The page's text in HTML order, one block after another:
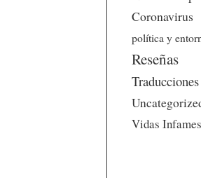
Coronavirus
política y
Reseñas
Traducciones
Vidas Infames